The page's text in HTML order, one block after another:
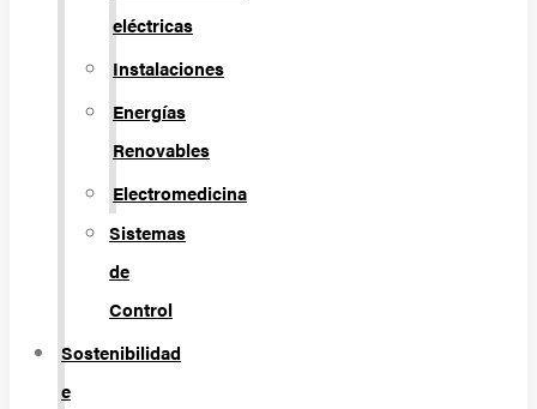
eléctricas
Instalaciones
Energías
Renovables
Electromedicina
Sistemas
de
Control
Sostenibilidad
e